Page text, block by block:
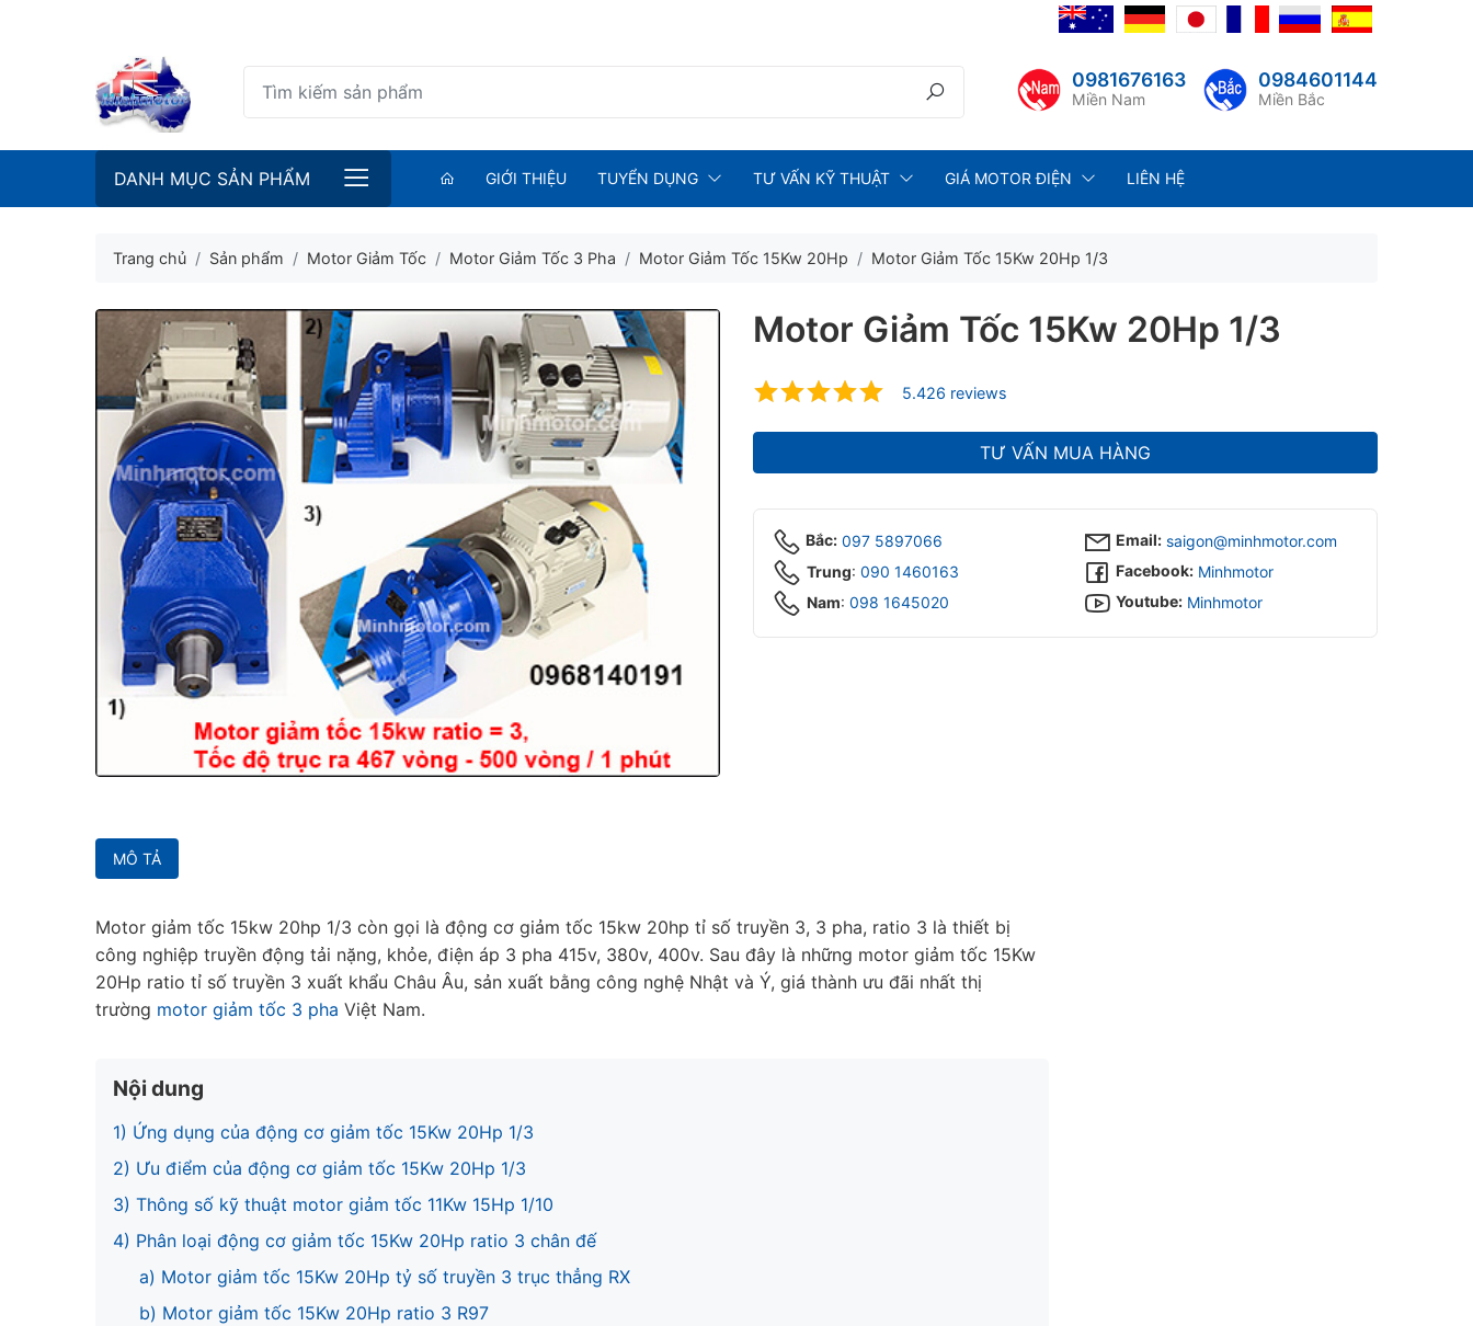
0981676163
Miền Nam
0984601144
Miền Bắc
DANH MỤC SẢN PHẨM GIỚI THIỆU TUYỂN DỤNG TƯ VẤN KỸ THUẬT GIÁ MOTOR ĐIỆN LIÊN HỆ
Trang chủ Sản phẩm Motor Giảm Tốc Motor Giảm Tốc 3 Pha Motor Giảm Tốc 15Kw 20Hp Motor Giảm Tốc 15Kw 20Hp 1/3
Motor Giảm Tốc 15Kw 20Hp 1/3
5.426 reviews
TƯ VẤN MUA HÀNG
Bắc: 097 5897066
Trung: 090 1460163
Nam: 098 1645020‬
Email: saigon@minhmotor.com
Facebook: Minhmotor
Youtube: Minhmotor
MÔ TẢ
Motor giảm tốc 15kw 20hp 1/3 còn gọi là động cơ giảm tốc 15kw 20hp tỉ số truyền 3, 3 pha, ratio 3 là thiết bị
công nghiệp truyền động tải nặng, khỏe, điện áp 3 pha 415v, 380v, 400v. Sau đây là những motor giảm tốc 15Kw
20Hp ratio tỉ số truyền 3 xuất khẩu Châu Âu, sản xuất bằng công nghệ Nhật và Ý, giá thành ưu đãi nhất thị
trường motor giảm tốc 3 pha Việt Nam.
Nội dung
1) Ứng dụng của động cơ giảm tốc 15Kw 20Hp 1/3
2) Ưu điểm của động cơ giảm tốc 15Kw 20Hp 1/3
3) Thông số kỹ thuật motor giảm tốc 11Kw 15Hp 1/10
4) Phân loại động cơ giảm tốc 15Kw 20Hp ratio 3 chân đế
a) Motor giảm tốc 15Kw 20Hp tỷ số truyền 3 trục thẳng RX
b) Motor giảm tốc 15Kw 20Hp ratio 3 R97